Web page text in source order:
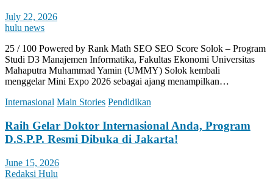
July 22, 2026
hulu news
25 / 100 Powered by Rank Math SEO SEO Score Solok – Program
Studi D3 Manajemen Informatika, Fakultas Ekonomi Universitas
Mahaputra Muhammad Yamin (UMMY) Solok kembali
menggelar Mini Expo 2026 sebagai ajang menampilkan…
Internasional Main Stories Pendidikan
Raih Gelar Doktor Internasional Anda, Program
D.S.P.P. Resmi Dibuka di Jakarta!
June 15, 2026
Redaksi Hulu